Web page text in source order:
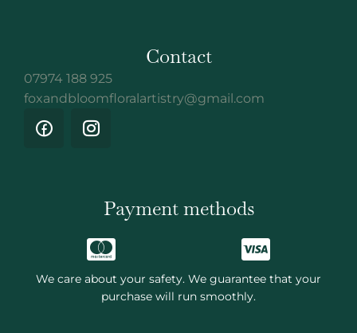
Contact
07974 188 925
foxandbloomfloralartistry@gmail.com
Payment methods
We care about your safety. We guarantee that your
purchase will run smoothly.